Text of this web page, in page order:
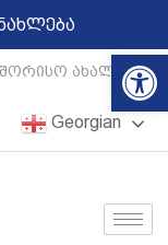
Georgian